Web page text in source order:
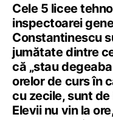
Cele 5 licee
inspectoarei
Constantinescu
jumătate dintre
că „stau
orelor de curs în
cu zecile, sunt
Elevii nu vin la